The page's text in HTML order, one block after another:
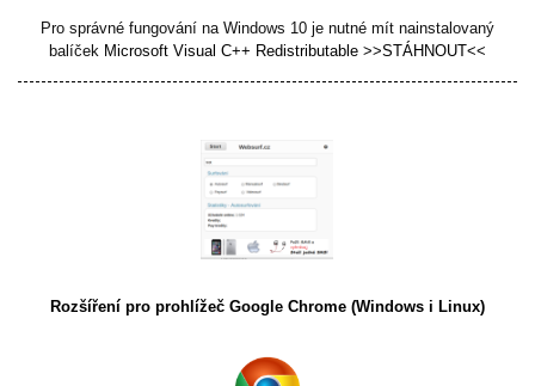
Pro správné fungování na Windows 10 je nutné mít nainstalovaný
balíček Microsoft Visual C++ Redistributable >>STÁHNOUT<<
Rozšíření pro prohlížeč Google Chrome (Windows i Linux)